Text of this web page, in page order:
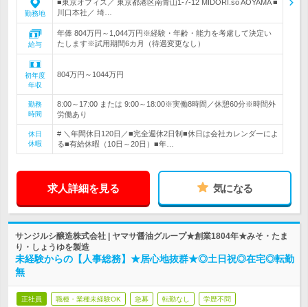
勤務地
■東京オフィス／ 東京都港区南青山1-7-12 MIDORI.so AOYAMA ■
川口本社／ 埼…
給与
年俸 804万円～1,044万円※経験・年齢・能力を考慮して決定い
たします※試用期間6カ月（待遇変更なし）
初年度
年収
804万円～1044万円
勤務
時間
8:00～17:00 または 9:00～18:00※実働8時間／休憩60分※時間外
労働あり
休日
休暇
# ＼年間休日120日／■完全週休2日制■休日は会社カレンダーによ
る■有給休暇（10日～20日）■年…
求人詳細を見る 気になる
サンジルシ醸造株式会社 | ヤマサ醤油グループ★創業1804年★みそ・たま
り・しょうゆを製造
未経験からの【人事総務】★居心地抜群★◎土日祝◎在宅◎転勤
無
正社員 職種・業種未経験OK 急募 転勤なし 学歴不問